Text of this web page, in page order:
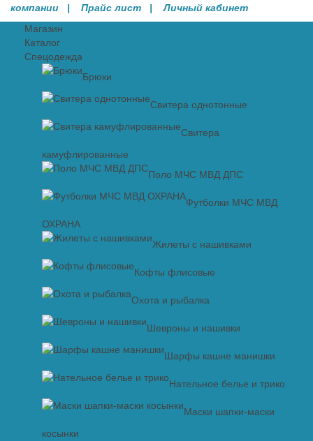
компании | Прайс лист |Личный кабинет
Магазин
Каталог
Спецодежда
Брюки
Свитера однотонные
Свитера
камуфлированные
Поло МЧС МВД ДПС
Футболки МЧС МВД
ОХРАНА
Жилеты с нашивками
Кофты флисовые
Охота и рыбалка
Шевроны и нашивки
Шарфы кашне манишки
Нательное белье и трико
Маски шапки-маски
косынки